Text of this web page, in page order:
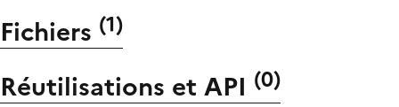
Fichiers (1)
Réutilisations et API (0)